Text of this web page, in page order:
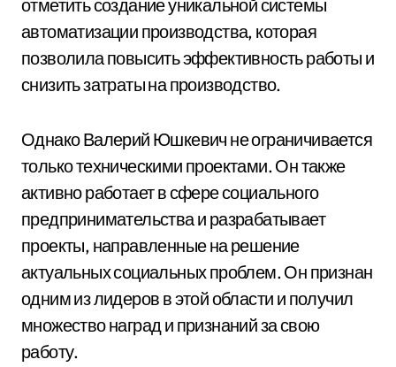
отметить создание уникальной системы
автоматизации производства, которая
позволила повысить эффективность работы и
снизить затраты на производство.
Однако Валерий Юшкевич не ограничивается
только техническими проектами. Он также
активно работает в сфере социального
предпринимательства и разрабатывает
проекты, направленные на решение
актуальных социальных проблем. Он признан
одним из лидеров в этой области и получил
множество наград и признаний за свою
работу.